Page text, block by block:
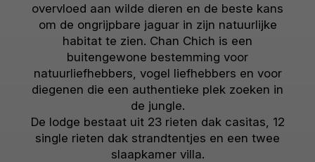
overvloed aan wilde dieren en de beste kans
om de ongrijpbare jaguar in zijn natuurlijke
habitat te zien. Chan Chich is een
buitengewone bestemming voor
natuurliefhebbers, vogel liefhebbers en voor
diegenen die een authentieke plek zoeken in
de jungle.
De lodge bestaat uit 23 rieten dak casitas, 12
single rieten dak strandtentjes en een twee
slaapkamer villa.